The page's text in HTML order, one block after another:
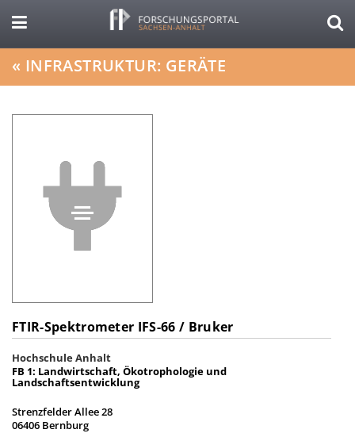
« INFRASTRUKTUR: GERÄTE
FTIR-Spektrometer IFS-66 / Bruker
Hochschule Anhalt
FB 1: Landwirtschaft, Ökotrophologie und
Landschaftsentwicklung
Strenzfelder Allee 28
06406 Bernburg